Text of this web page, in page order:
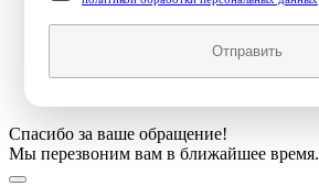
Отправить
Спасибо за ваше обращение!
Мы перезвоним вам в ближайшее время.